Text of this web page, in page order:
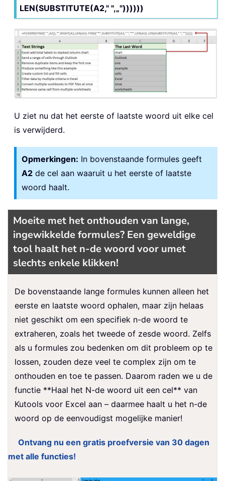
LEN(SUBSTITUTE(A2," ",„"))))))
U ziet nu dat het eerste of laatste woord uit elke cel
is verwijderd.
Opmerkingen: In bovenstaande formules geeft
A2 de cel aan waaruit u het eerste of laatste
woord haalt.
Moeite met het onthouden van lange,
ingewikkelde formules? Een geweldige
tool haalt het n-de woord voor umet
slechts enkele klikken!
De bovenstaande lange formules kunnen alleen het
eerste en laatste woord ophalen, maar zijn helaas
niet geschikt om een specifiek n-de woord te
extraheren, zoals het tweede of zesde woord. Zelfs
als u formules zou bedenken om dit probleem op te
lossen, zouden deze veel te complex zijn om te
onthouden en toe te passen. Daarom raden we u de
functie **Haal het N-de woord uit een cel** van
Kutools voor Excel aan – daarmee haalt u het n-de
woord op de eenvoudigst mogelijke manier!
Ontvang nu een gratis proefversie van 30 dagen
met alle functies!